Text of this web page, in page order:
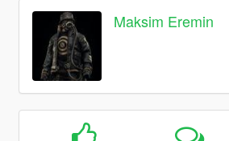
Maksim Eremin